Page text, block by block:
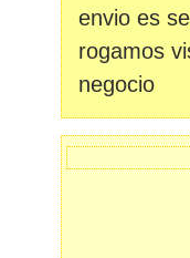
envio es
rogamos
negocio